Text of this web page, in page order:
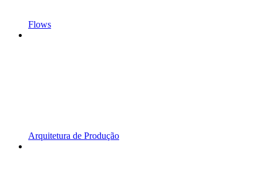
Flows
Arquitetura de Produção